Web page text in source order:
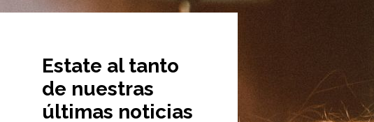
Estate al tanto
de nuestras
últimas noticias